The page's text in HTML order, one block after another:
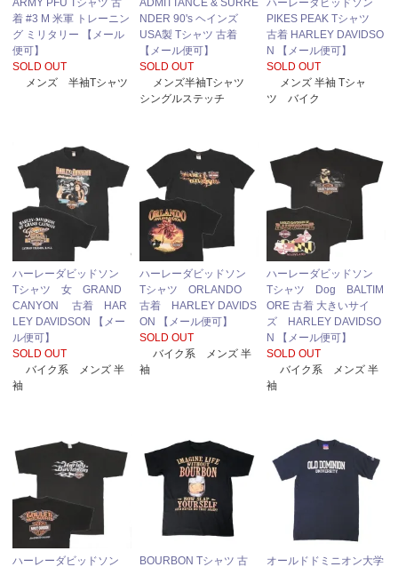
ARMY PFU Tシャツ 古
着 #3 M 米軍 トレーニン
グ ミリタリー 【メール
便可】
SOLD OUT
メンズ 半袖Tシャツ
ADMITTANCE & SURRE
NDER 90's ヘインズ
USA製 Tシャツ 古着
【メール便可】
SOLD OUT
メンズ半袖Tシャツ
シングルステッチ
ハーレーダビッドソン
PIKES PEAK Tシャツ
古着 HARLEY DAVIDSO
N 【メール便可】
SOLD OUT
メンズ 半袖 Tシャ
ツ バイク
ハーレーダビッドソン
Tシャツ 女 GRAND
CANYON 古着 HAR
LEY DAVIDSON 【メー
ル便可】
SOLD OUT
バイク系 メンズ 半
袖
ハーレーダビッドソン
Tシャツ ORLANDO
古着 HARLEY DAVIDS
ON 【メール便可】
SOLD OUT
バイク系 メンズ 半
袖
ハーレーダビッドソン
Tシャツ Dog BALTIM
ORE 古着 大きいサイ
ズ HARLEY DAVIDSO
N 【メール便可】
SOLD OUT
バイク系 メンズ 半
袖
ハーレーダビッドソン
BOURBON Tシャツ 古
オールドドミニオン大学